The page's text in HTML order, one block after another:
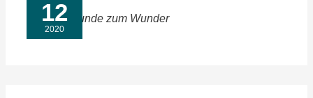
12
2020
Von der Wunde zum Wunder